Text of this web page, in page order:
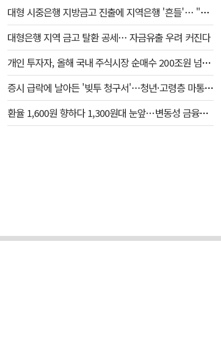
대형 시중은행 지방금고 진출에 지역은행 '흔들'… "생태계 보호 장치 필요"
대형은행 지역 금고 탈환 공세… 자금유출 우려 커진다
개인 투자자, 올해 국내 주식시장 순매수 200조원 넘었다
증시 급락에 날아든 '빚투 청구서'…청년·고령층 마통 연체↑
환율 1,600원 향하다 1,300원대 눈앞…변동성 금융위기 후 최고